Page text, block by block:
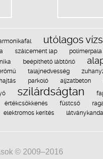
utólagos
szálcement lap polimerpala
beépíthető lábtörlő
talajnedvesség
parkoló aljzatbeton
szilárdságtan
értékcsökkenés füstcső
elektromos kerítés
© 2009–2016